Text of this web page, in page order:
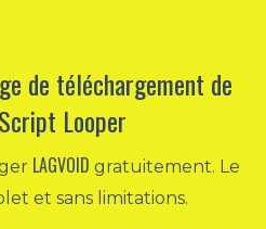
de téléchargement de
Looper
LAGVOID gratuitement. Le
et sans limitations.